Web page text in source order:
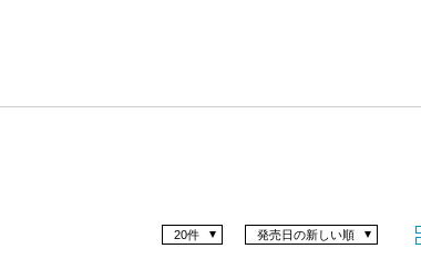
発売日の新しい順
20件